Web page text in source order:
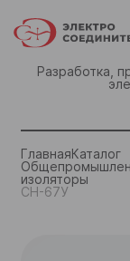
Разработка,
ГлавнаяКаталог
изоляторы
СН-67УНазвание
ФИО